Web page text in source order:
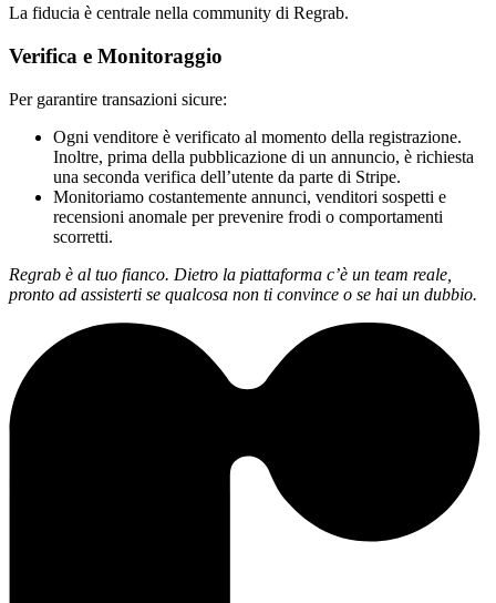
La fiducia è centrale nella community di Regrab.
Verifica e Monitoraggio
Per garantire transazioni sicure:
Ogni venditore è verificato al momento della registrazione.
Inoltre, prima della pubblicazione di un annuncio, è richiesta
una seconda verifica dell’utente da parte di Stripe.
Monitoriamo costantemente annunci, venditori sospetti e
recensioni anomale per prevenire frodi o comportamenti
scorretti.
Regrab è al tuo fianco. Dietro la piattaforma c’è un team reale,
pronto ad assisterti se qualcosa non ti convince o se hai un dubbio.